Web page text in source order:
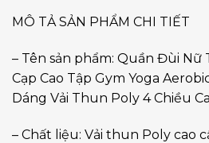
MÔ TẢ SẢN PHẨM CHI TIẾT
– Tên sản phẩm: Quần Đùi Nữ
Cạp Cao Tập Gym Yoga
Dáng Vải Thun Poly 4 Chiều
– Chất liệu: Vải thun Poly cao